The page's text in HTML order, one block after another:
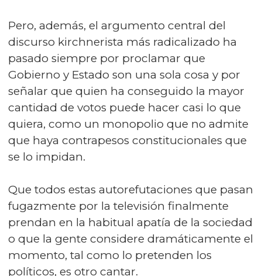
Pero, además, el argumento central del
discurso kirchnerista más radicalizado ha
pasado siempre por proclamar que
Gobierno y Estado son una sola cosa y por
señalar que quien ha conseguido la mayor
cantidad de votos puede hacer casi lo que
quiera, como un monopolio que no admite
que haya contrapesos constitucionales que
se lo impidan.
Que todos estas autorefutaciones que pasan
fugazmente por la televisión finalmente
prendan en la habitual apatía de la sociedad
o que la gente considere dramáticamente el
momento, tal como lo pretenden los
políticos, es otro cantar.